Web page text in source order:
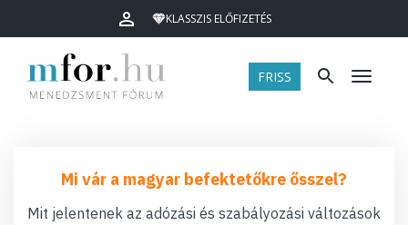
KLASSZIS ELŐFIZETÉS
FRISS Menü
Mi vár a magyar befektetőkre ősszel?
Mit jelentenek az adózási és szabályozási változások